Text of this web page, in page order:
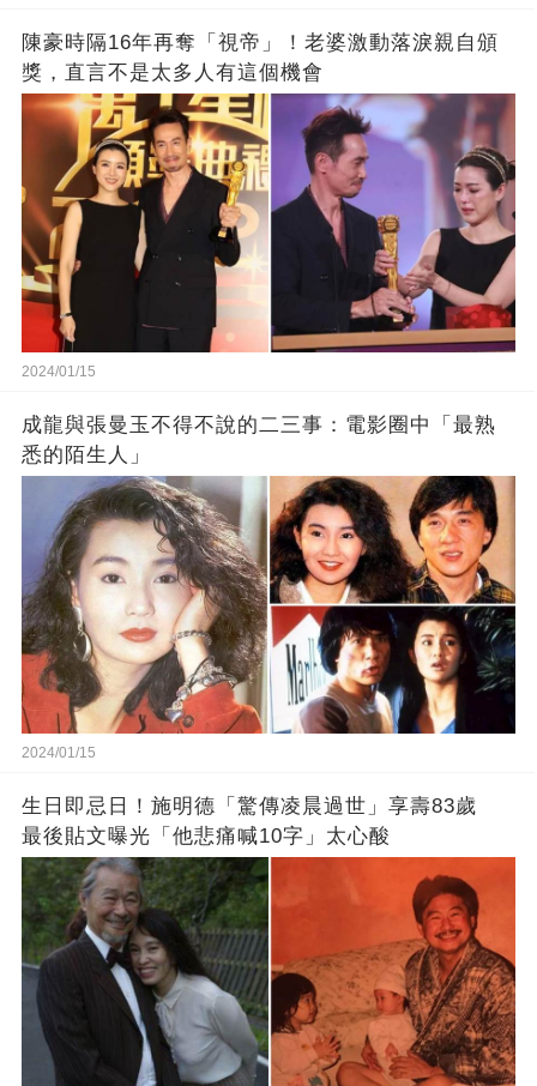
陳豪時隔16年再奪「視帝」！老婆激動落淚親自頒
獎，直言不是太多人有這個機會
2024/01/15
成龍與張曼玉不得不說的二三事：電影圈中「最熟
悉的陌生人」
2024/01/15
生日即忌日！施明德「驚傳凌晨過世」享壽83歲
最後貼文曝光「他悲痛喊10字」太心酸